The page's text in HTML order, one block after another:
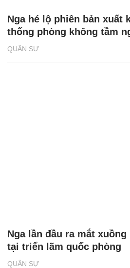
QUÂN SỰ
Nga hé lộ phiên bản xuất
thống phòng không tầm
QUÂN SỰ
Nga lần đầu ra mắt
tại triển lãm quốc phòng